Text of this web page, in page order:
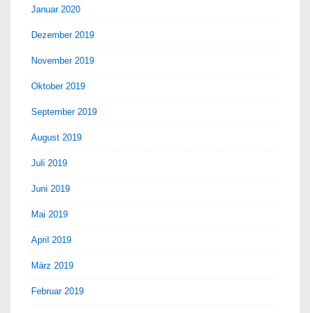
Januar 2020
Dezember 2019
November 2019
Oktober 2019
September 2019
August 2019
Juli 2019
Juni 2019
Mai 2019
April 2019
März 2019
Februar 2019